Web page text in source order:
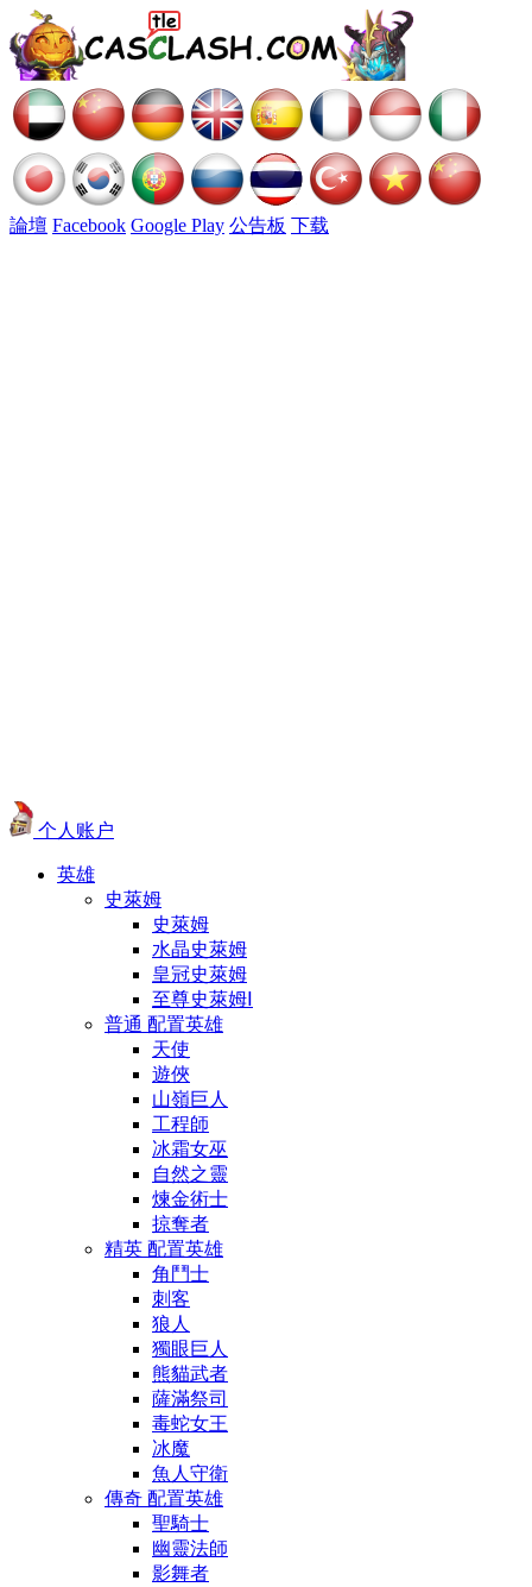
論壇 Facebook Google Play 公告板 下载
个人账户
英雄
史萊姆
史萊姆
水晶史萊姆
皇冠史萊姆
至尊史萊姆Ⅰ
普通 配置英雄
天使
遊俠
山嶺巨人
工程師
冰霜女巫
自然之靈
煉金術士
掠奪者
精英 配置英雄
角鬥士
刺客
狼人
獨眼巨人
熊貓武者
薩滿祭司
毒蛇女王
冰魔
魚人守衛
傳奇 配置英雄
聖騎士
幽靈法師
影舞者